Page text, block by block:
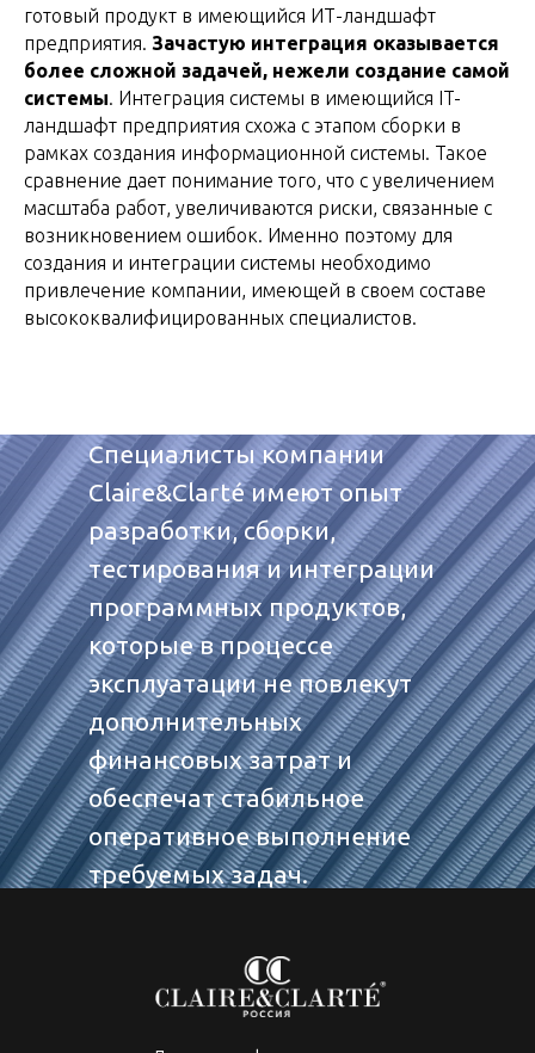
готовый продукт в имеющийся ИТ-ландшафт
предприятия. Зачастую интеграция оказывается
более сложной задачей, нежели создание самой
системы. Интеграция системы в имеющийся IT-
ландшафт предприятия схожа с этапом сборки в
рамках создания информационной системы. Такое
сравнение дает понимание того, что с увеличением
масштаба работ, увеличиваются риски, связанные с
возникновением ошибок. Именно поэтому для
создания и интеграции системы необходимо
привлечение компании, имеющей в своем составе
высококвалифицированных специалистов.
Специалисты компании
Сlaire&Clarté имеют опыт
разработки, сборки,
тестирования и интеграции
программных продуктов,
которые в процессе
эксплуатации не повлекут
дополнительных
финансовых затрат и
обеспечат стабильное
оперативное выполнение
требуемых задач.